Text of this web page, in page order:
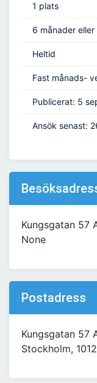
1 plats
6 månader eller
Heltid
Fast månads-
Publicerat: 5
Ansök senast:
Kungsgatan 57
None
Postadress
Kungsgatan 57
Stockholm,